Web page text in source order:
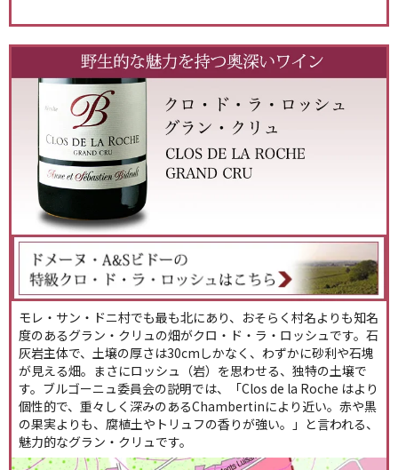
モレ・サン・ドニ村でも最も北にあり、おそらく村名よりも知名
度のあるグラン・クリュの畑がクロ・ド・ラ・ロッシュです。石
灰岩主体で、土壌の厚さは30cmしかなく、わずかに砂利や石塊
が見える畑。まさにロッシュ（岩）を思わせる、独特の土壌で
す。ブルゴーニュ委員会の説明では、「Clos de la Roche はより
個性的で、重々しく深みのあるChambertinにより近い。赤や黒
の果実よりも、腐植土やトリュフの香りが強い。」と言われる、
魅力的なグラン・クリュです。